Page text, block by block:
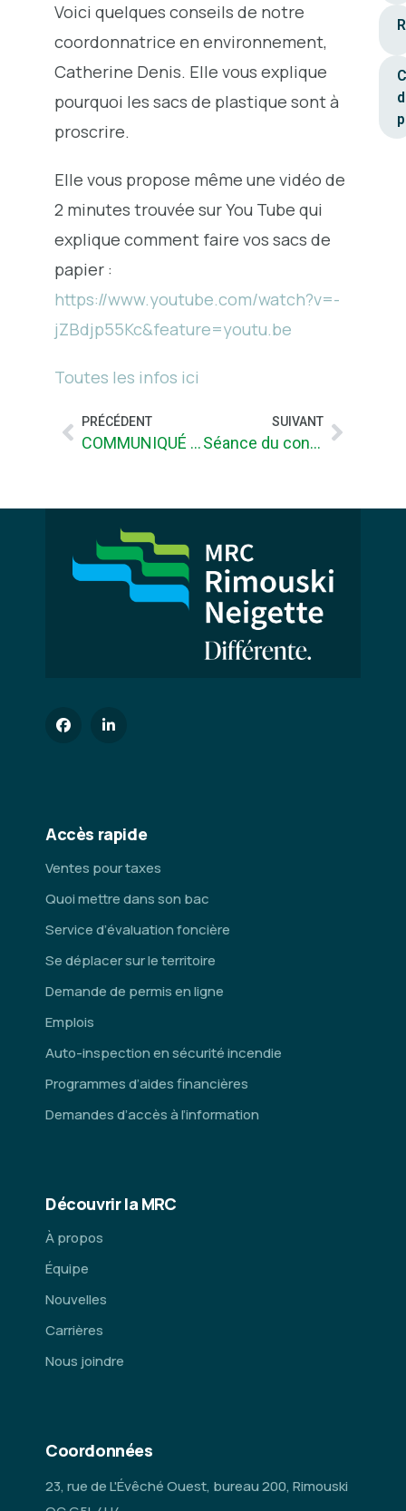
Voici quelques conseils de notre
coordonnatrice en environnement,
Catherine Denis. Elle vous explique
pourquoi les sacs de plastique sont à
proscrire.
Elle vous propose même une vidéo de
2 minutes trouvée sur You Tube qui
explique comment faire vos sacs de
papier :
https://www.youtube.com/watch?v=-
jZBdjp55Kc&feature=youtu.be
Toutes les infos ici
PRÉCÉDENT
COMMUNIQUÉ DE PRESSE – Recyclons nos arbres de Noël!
SUIVANT
Séance du conseil (20-01-21) – enregistrement audio
Accès rapide
Ventes pour taxes
Quoi mettre dans son bac
Service d’évaluation foncière
Se déplacer sur le territoire
Demande de permis en ligne
Emplois
Auto-inspection en sécurité incendie
Programmes d’aides financières
Demandes d’accès à l’information
Découvrir la MRC
À propos
Équipe
Nouvelles
Carrières
Nous joindre
Coordonnées
23, rue de L'Évêché Ouest, bureau 200, Rimouski